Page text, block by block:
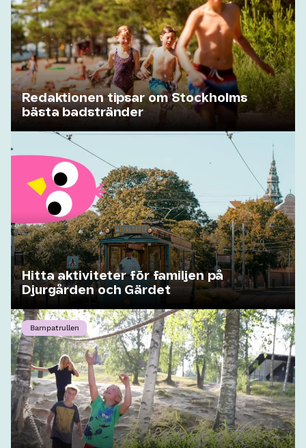
Redaktionen tipsar om Stockholms
bästa badstränder
Hitta aktiviteter för familjen på
Djurgården och Gärdet
Barnpatrullen